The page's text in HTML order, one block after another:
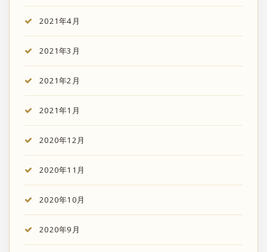
2021年4月
2021年3月
2021年2月
2021年1月
2020年12月
2020年11月
2020年10月
2020年9月